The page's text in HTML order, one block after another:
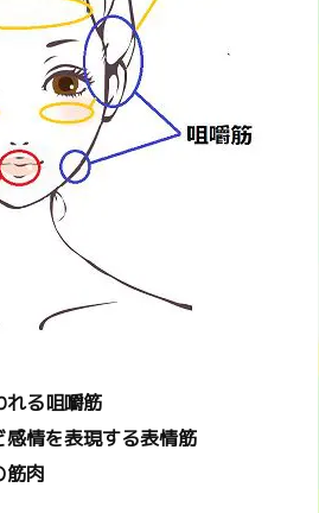
れる咀嚼筋
感情を表現する表情筋
筋肉